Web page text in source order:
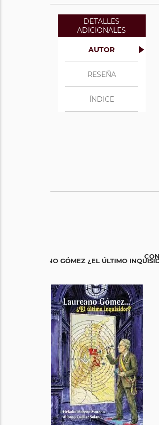
DETALLES
ADICIONALES
AUTOR
RESEÑA
ÍNDICE
LAUREANO GÓMEZ ¿EL ÚLTIMO